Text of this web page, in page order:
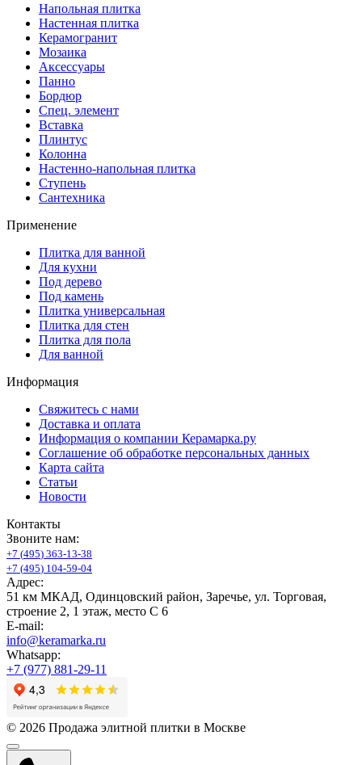
Напольная плитка
Настенная плитка
Керамогранит
Мозаика
Аксессуары
Панно
Бордюр
Спец. элемент
Вставка
Плинтус
Колонна
Настенно-напольная плитка
Ступень
Сантехника
Применение
Плитка для ванной
Для кухни
Под дерево
Под камень
Плитка универсальная
Плитка для стен
Плитка для пола
Для ванной
Информация
Свяжитесь с нами
Доставка и оплата
Информация о компании Керамарка.ру
Соглашение об обработке персональных данных
Карта сайта
Статьи
Новости
Контакты
Звоните нам:
+7 (495) 363-1 3-38
+7 (495) 1 04-59-04
Адрес:
51 км МКАД, Одинцовский район, Заречье, ул. Торговая,
строение 2, 1 этаж, место С 6
E-mail:
info@keramarka.ru
Whatsapp:
+7 (977) 881-29-11
© 2026 Продажа элитной плитки в Москве